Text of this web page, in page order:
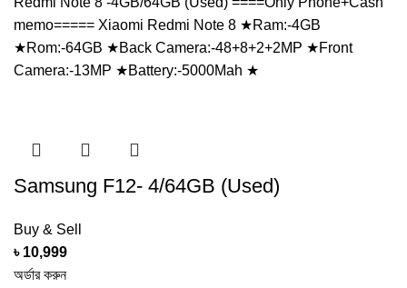
৳ 11,499.৳ 10,499.
memo===== Xiaomi Redmi Note 8 ★Ram:-4GB
★Rom:-64GB ★Back Camera:-48+8+2+2MP ★Front
Camera:-13MP ★Battery:-5000Mah ★
Samsung F12- 4/64GB (Used)
Buy & Sell
৳ 10,999
অর্ডার করুন